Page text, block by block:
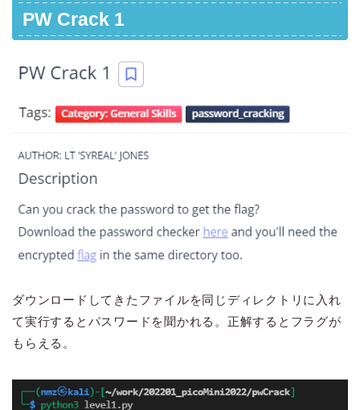
PW Crack 1
ダウンロードしてきたファイルを同じディレクトリに入れ
て実行するとパスワードを聞かれる。正解するとフラグが
もらえる。